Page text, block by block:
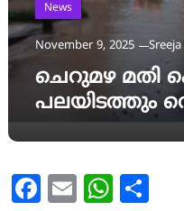
News
November 9, 2025
ചെറുമഴ മതി
പലയിടത്തും
Facebook
Email WhatsApp